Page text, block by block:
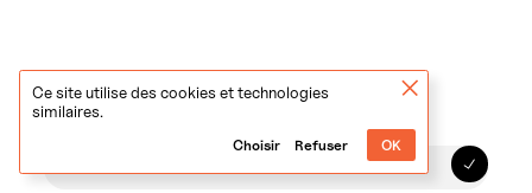
Ce site utilise des cookies et technologies
similaires.
OK
Refuser
Choisir
Inscrivez-vous à notre newsletter